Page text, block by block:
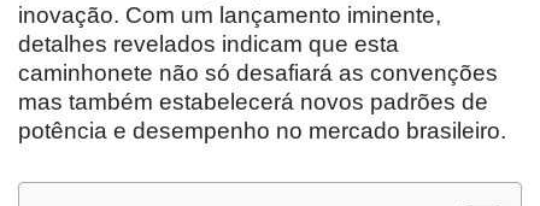
inovação. Com um lançamento iminente,
detalhes revelados indicam que esta
caminhonete não só desafiará as convenções
mas também estabelecerá novos padrões de
potência e desempenho no mercado brasileiro.